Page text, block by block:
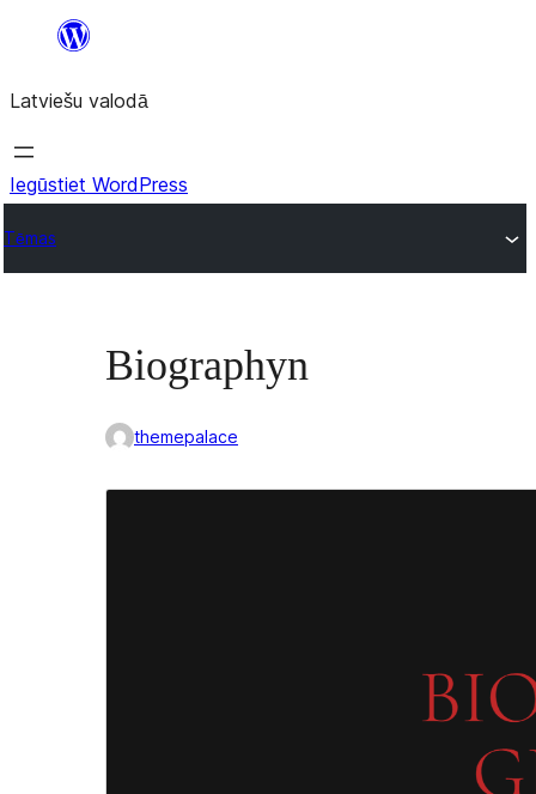
Pāriet
saturu
Latviešu valodā
Iegūstiet WordPress
Tēmas
Biographyn
themepalace